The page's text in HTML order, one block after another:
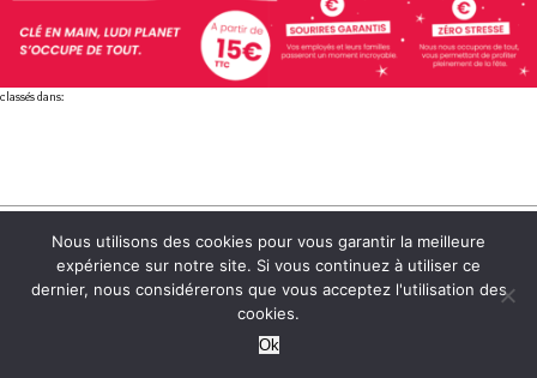
classés dans:
3, rue Henri Poincaré
(anciennement rue René
Descartes)
Pôle d'activités de la
Bretonnière
85600 Montaigu-Vendée
Tél. : +33 2 55 99 27 19
Nous utilisons des cookies pour vous garantir la meilleure
expérience sur notre site. Si vous continuez à utiliser ce
dernier, nous considérerons que vous acceptez l'utilisation des
cookies.
Ok